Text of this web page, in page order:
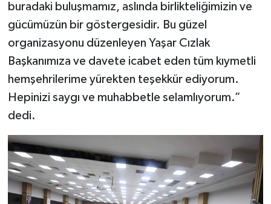
buradaki buluşmamız, aslında birlikteliğimizin ve
gücümüzün bir göstergesidir. Bu güzel
organizasyonu düzenleyen Yaşar Cızlak
Başkanımıza ve davete icabet eden tüm kıymetli
hemşehrilerime yürekten teşekkür ediyorum.
Hepinizi saygı ve muhabbetle selamlıyorum.”
dedi.